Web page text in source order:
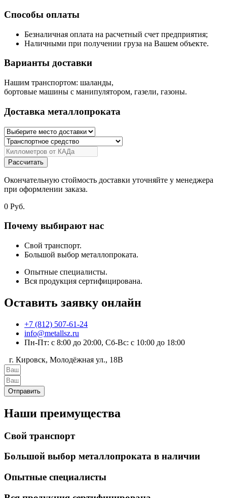
Способы оплаты
Безналичная оплата на расчетный счет предприятия;
Наличными при получении груза на Вашем объекте.
Варианты доставки
Нашим транспортом: шаланды,
бортовые машины с манипулятором, газели, газоны.
Доставка металлопроката
Рассчитать
Окончательную стоймость доставки уточняйте у менеджера
при оформлении заказа.
0 Руб.
Почему выбирают нас
Свой транспорт.
Большой выбор металлопроката.
Опытные специалисты.
Вся продукция сертифицирована.
Оставить заявку онлайн
+7 (812) 507-61-24
info@metallsz.ru
Пн-Пт: с 8:00 до 20:00, Сб-Вс: с 10:00 до 18:00
г. Кировск, Молодёжная ул., 18В
Отправить
Наши преимущества
Свой транспорт
Большой выбор металлопроката в наличии
Опытные специалисты